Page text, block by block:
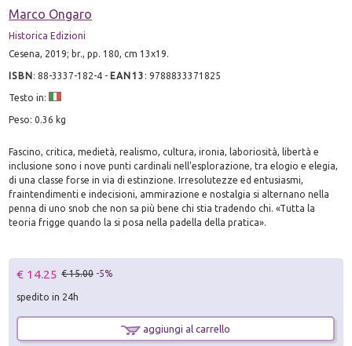
Marco Ongaro
Historica Edizioni
Cesena, 2019; br., pp. 180, cm 13x19.
ISBN:88-3337-182-4 - EAN13 :9788833371825
Testo in:
Peso: 0.36 kg
Fascino, critica, medietà, realismo, cultura, ironia, laboriosità, libertà e
inclusione sono i nove punti cardinali nell'esplorazione, tra elogio e elegia,
di una classe forse in via di estinzione. Irresolutezze ed entusiasmi,
fraintendimenti e indecisioni, ammirazione e nostalgia si alternano nella
penna di uno snob che non sa più bene chi stia tradendo chi. «Tutta la
teoria frigge quando la si posa nella padella della pratica».
€ 14.25 € 15.00 -5%
spedito in 24h
aggiungi al carrello